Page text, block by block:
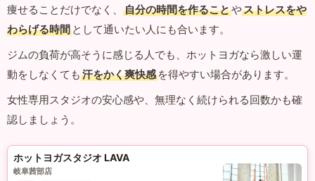
痩せることだけでなく、
自分の時間を作ることやストレスをや
わらげる時間 として通いたい人にも合います。
ジムの負荷が高そうに感じる人でも、ホットヨガなら激しい運
動をしなくても 汗をかく爽快感 を得やすい場合があります。
女性専用スタジオの安心感や、無理なく続けられる回数かも確
認しましょう。
ホットヨガスタジオ LAVA
岐阜茜部店